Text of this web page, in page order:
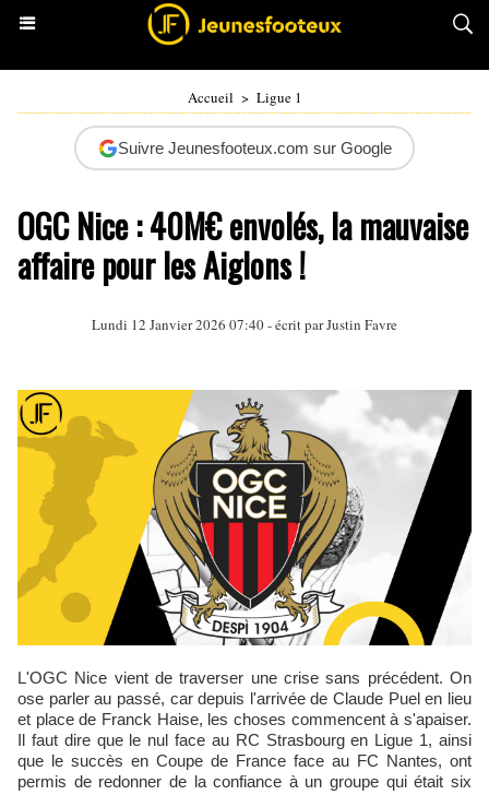
Accueil > Ligue 1
Suivre Jeunesfooteux.com sur Google
OGC Nice : 40M€ envolés, la mauvaise
affaire pour les Aiglons !
Lundi 12 Janvier 2026 07:40 - écrit parJustin Favre
L'OGC Nice vient de traverser une crise sans précédent. On
ose parler au passé, car depuis l'arrivée de Claude Puel en lieu
et place de Franck Haise, les choses commencent à s'apaiser.
Il faut dire que le nul face au RC Strasbourg en Ligue 1, ainsi
que le succès en Coupe de France face au FC Nantes, ont
permis de redonner de la confiance à un groupe qui était six